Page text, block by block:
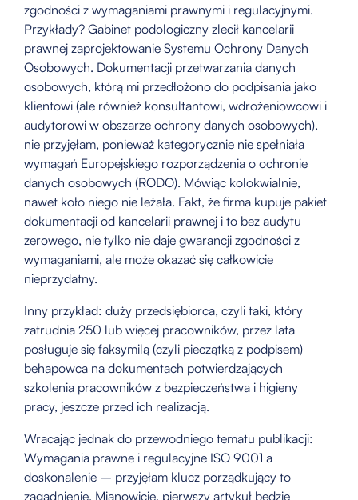
zgodności z wymaganiami prawnymi i regulacyjnymi.
Przykłady? Gabinet podologiczny zlecił kancelarii
prawnej zaprojektowanie Systemu Ochrony Danych
Osobowych. Dokumentacji przetwarzania danych
osobowych, którą mi przedłożono do podpisania jako
klientowi (ale również konsultantowi, wdrożeniowcowi i
audytorowi w obszarze ochrony danych osobowych),
nie przyjęłam, ponieważ kategorycznie nie spełniała
wymagań Europejskiego rozporządzenia o ochronie
danych osobowych (RODO). Mówiąc kolokwialnie,
nawet koło niego nie leżała. Fakt, że firma kupuje pakiet
dokumentacji od kancelarii prawnej i to bez audytu
zerowego, nie tylko nie daje gwarancji zgodności z
wymaganiami, ale może okazać się całkowicie
nieprzydatny.
Inny przykład: duży przedsiębiorca, czyli taki, który
zatrudnia 250 lub więcej pracowników, przez lata
posługuje się faksymilą (czyli pieczątką z podpisem)
behapowca na dokumentach potwierdzających
szkolenia pracowników z bezpieczeństwa i higieny
pracy, jeszcze przed ich realizacją.
Wracając jednak do przewodniego tematu publikacji:
Wymagania prawne i regulacyjne ISO 9001 a
doskonalenie – przyjęłam klucz porządkujący to
zagadnienie. Mianowicie, pierwszy artykuł będzie